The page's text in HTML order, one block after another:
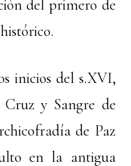
del primero de
inicios del s.XVI,
y Sangre de
de Paz
en la antigua